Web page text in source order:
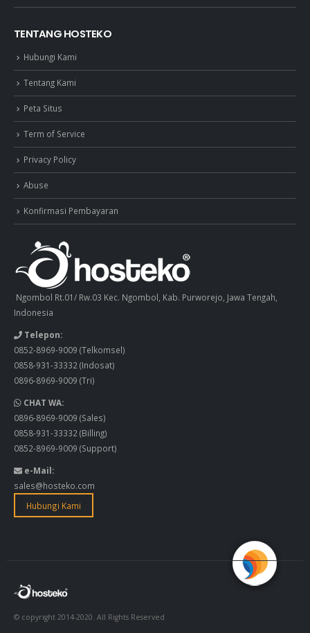
TENTANG HOSTEKO
Hubungi Kami
Tentang Kami
Peta Situs
Term of Service
Privacy Policy
Abuse
Konfirmasi Pembayaran
Ngombol Rt.01/ Rw.03 Kec. Ngombol, Kab. Purworejo, Jawa Tengah,
Indonesia
Telepon:
0852-8969-9009 (Telkomsel)
0858-931-33332(Indosat)
0896-8969-9009 (Tri)
CHAT WA:
0896-8969-9009 (Sales)
0858-931-33332(Billing)
0852-8969-9009 (Support)
e-Mail:
sales@hosteko.com
Hubungi Kami
© copyright 2014-2020. All Rights Reserved